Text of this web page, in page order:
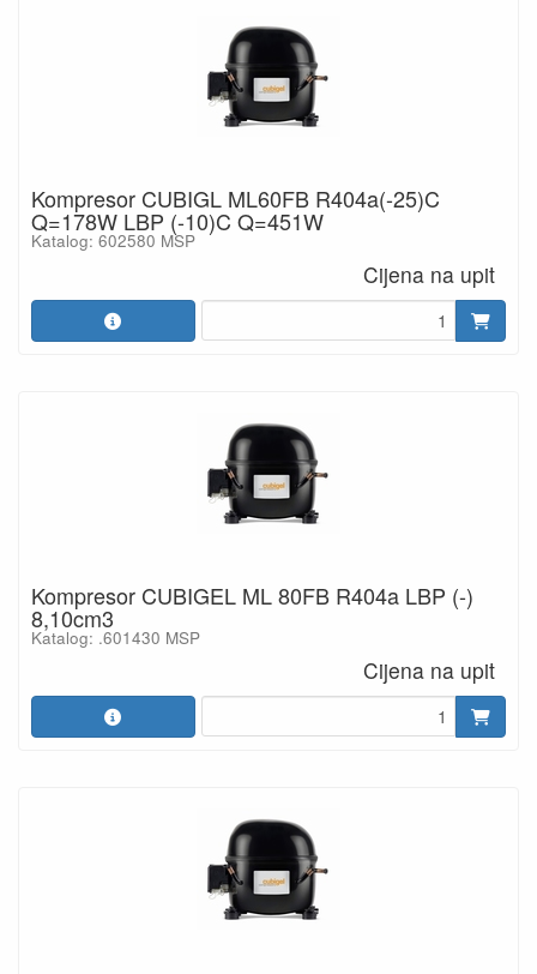
Kompresor CUBIGL ML60FB R404a(-25)C
Q=178W LBP (-10)C Q=451W
Katalog: 602580 MSP
Cijena na upit
Kompresor CUBIGEL ML 80FB R404a LBP (-)
8,10cm3
Katalog: .601430 MSP
Cijena na upit